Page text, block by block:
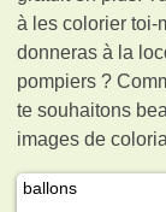
à les colorier toi-
donneras à la
pompiers ?
te souhaitons
images de
ballons